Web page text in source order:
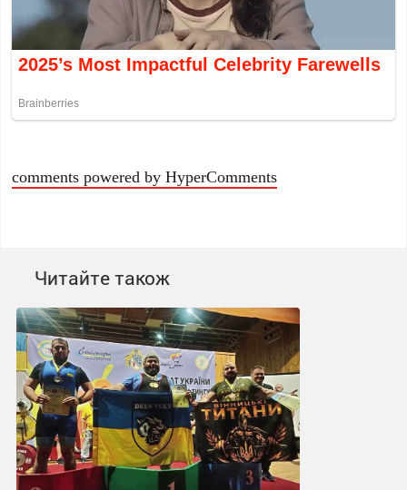
comments powered by HyperComments
Читайте також